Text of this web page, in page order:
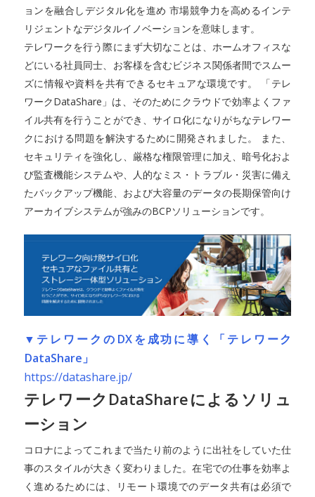
ョンを融合しデジタル化を進め 市場競争力を高めるインテ
リジェントなデジタルイノベーションを意味します。
テレワークを行う際にまず大切なことは、ホームオフィスな
どにいる社員同士、お客様を含むビジネス関係者間でスムー
ズに情報や資料を共有できるセキュアな環境です。 「テレ
ワークDataShare」は、そのためにクラウドで効率よくファ
イル共有を行うことができ、サイロ化になりがちなテレワー
クにおける問題を解決するために開発されました。 また、
セキュリティを強化し、厳格な権限管理に加え、暗号化およ
び監査機能システムや、人的なミス・トラブル・災害に備え
たバックアップ機能、および大容量のデータの長期保管向け
アーカイブシステムが強みのBCPソリューションです。
▼テレワークのDXを成功に導く「テレワーク
DataShare」
https://datashare.jp/
テレワークDataShareによるソリュ
ーション
コロナによってこれまで当たり前のように出社をしていた仕
事のスタイルが大きく変わりました。在宅での仕事を効率よ
く進めるためには、リモート環境でのデータ共有は必須で